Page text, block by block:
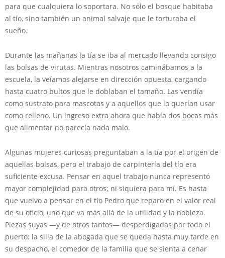
para que cualquiera lo soportara. No sólo el bosque habitaba
al tío, sino también un animal salvaje que le torturaba el
sueño.
Durante las mañanas la tía se iba al mercado llevando consigo
las bolsas de virutas. Mientras nosotros caminábamos a la
escuela, la veíamos alejarse en dirección opuesta, cargando
hasta cuatro bultos que le doblaban el tamaño. Las vendía
como sustrato para mascotas y a aquellos que lo querían usar
como relleno. Un ingreso extra ahora que había dos bocas más
que alimentar no parecía nada malo.
Algunas mujeres curiosas preguntaban a la tía por el origen de
aquellas bolsas, pero el trabajo de carpintería del tío era
suficiente excusa. Pensar en aquel trabajo nunca representó
mayor complejidad para otros; ni siquiera para mí. Es hasta
que vuelvo a pensar en el tío Pedro que reparo en el valor real
de su oficio, uno que va más allá de la utilidad y la nobleza.
Piezas suyas —y de otros tantos— desperdigadas por todo el
puerto: la silla de la abogada que se queda hasta muy tarde en
su despacho, el comedor de la familia que se sienta a cenar